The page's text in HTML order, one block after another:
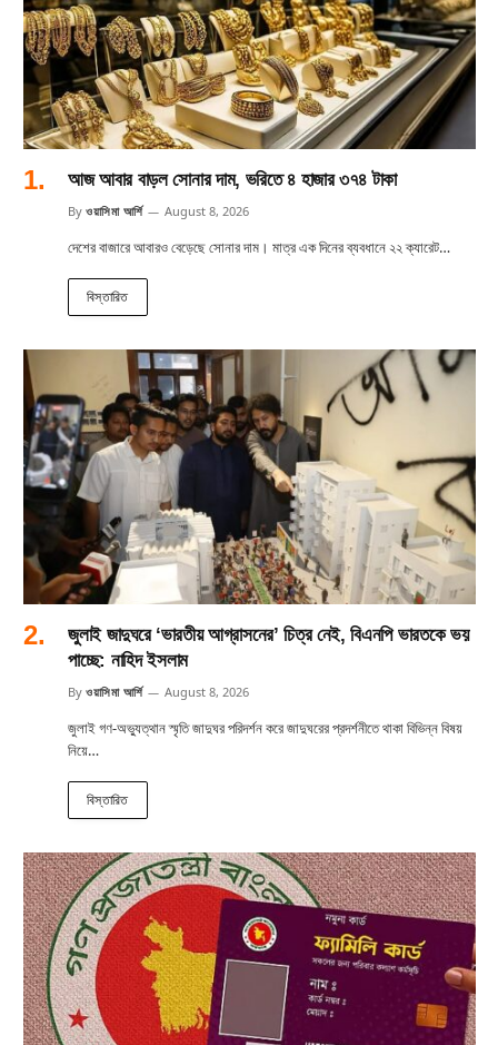
আজ আবার বাড়ল সোনার দাম, ভরিতে ৪ হাজার ৩৭৪ টাকা
By ওয়াসিমা আর্শি August 8, 2026
দেশের বাজারে আবারও বেড়েছে সোনার দাম। মাত্র এক দিনের ব্যবধানে ২২ ক্যারেট…
বিস্তারিত
জুলাই জাদুঘরে ‘ভারতীয় আগ্রাসনের’ চিত্র নেই, বিএনপি ভারতকে ভয়
পাচ্ছে: নাহিদ ইসলাম
By ওয়াসিমা আর্শি August 8, 2026
জুলাই গণ-অভ্যুত্থান স্মৃতি জাদুঘর পরিদর্শন করে জাদুঘরের প্রদর্শনীতে থাকা বিভিন্ন বিষয়
নিয়ে…
বিস্তারিত